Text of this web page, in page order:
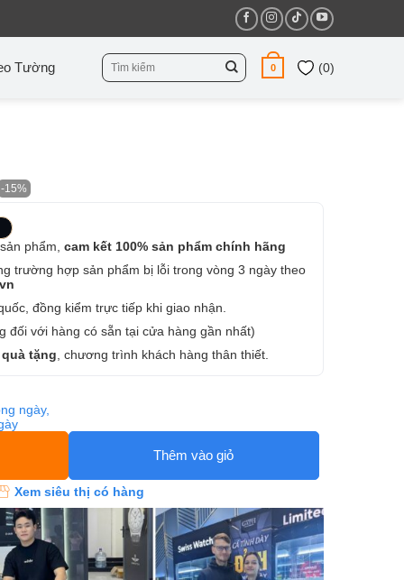
Tường
Tìm
kiếm:
0 (0)
-15%
phẩm, cam kết 100% sản phẩm chính hãng
trường hợp sản phẩm bị lỗi trong vòng 3 ngày theo
đồng kiểm trực tiếp khi giao nhận.
đối với hàng có sẵn tại cửa hàng gần nhất)
tặng , chương trình khách hàng thân thiết.
ngày,
Thêm vào giỏ
Xem siêu thị có hàng